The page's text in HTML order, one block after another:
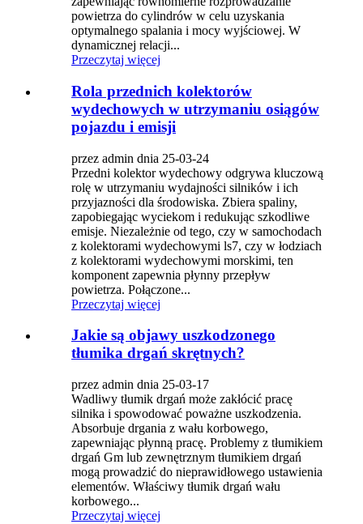
powietrza do cylindrów w celu uzyskania
optymalnego spalania i mocy wyjściowej. W
dynamicznej relacji...
Przeczytaj więcej
Rola przednich kolektorów
wydechowych w utrzymaniu osiągów
pojazdu i emisji
przez admin dnia 25-03-24
Przedni kolektor wydechowy odgrywa kluczową
rolę w utrzymaniu wydajności silników i ich
przyjazności dla środowiska. Zbiera spaliny,
zapobiegając wyciekom i redukując szkodliwe
emisje. Niezależnie od tego, czy w samochodach
z kolektorami wydechowymi ls7, czy w łodziach
z kolektorami wydechowymi morskimi, ten
komponent zapewnia płynny przepływ
powietrza. Połączone...
Przeczytaj więcej
Jakie są objawy uszkodzonego
tłumika drgań skrętnych?
przez admin dnia 25-03-17
Wadliwy tłumik drgań może zakłócić pracę
silnika i spowodować poważne uszkodzenia.
Absorbuje drgania z wału korbowego,
zapewniając płynną pracę. Problemy z tłumikiem
drgań Gm lub zewnętrznym tłumikiem drgań
mogą prowadzić do nieprawidłowego ustawienia
elementów. Właściwy tłumik drgań wału
korbowego...
Przeczytaj więcej